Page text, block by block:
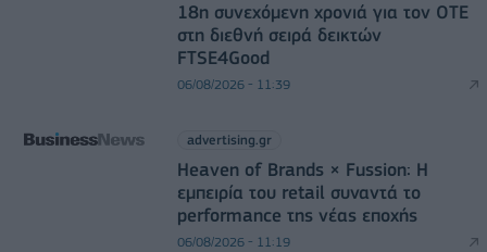
18η συνεχόμενη χρονιά για τον ΟΤΕ
στη διεθνή σειρά δεικτών
FTSE4Good
06/08/2026 - 11:39
advertising.gr
Heaven of Brands × Fussion: Η
εμπειρία του retail συναντά το
performance της νέας εποχής
06/08/2026 - 11:19